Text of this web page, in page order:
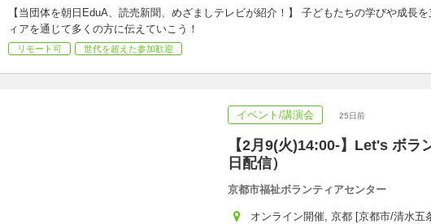
【当団体を朝日EduA、読売新聞、めざましテレビが紹介！】 子どもたちの学びや成長
ィアを通じて多くの方に伝えていこう！
リモート可 世代を超えた参加歓迎
イベント/講演会 25日前
【2月9(火)14:00-】Let's ボラ
日配信）
京都市福祉ボランティアセンター
オンライン開催, 京都 [京都市/清水五